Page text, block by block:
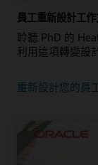
員工重新設計工
聆聽 PhD 的
利用這項轉變設
重新設計您的員